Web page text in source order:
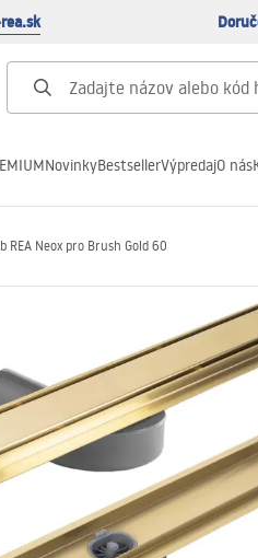
NovinkyBestsellerVýpredajO nás
REA Neox pro Brush Gold 60